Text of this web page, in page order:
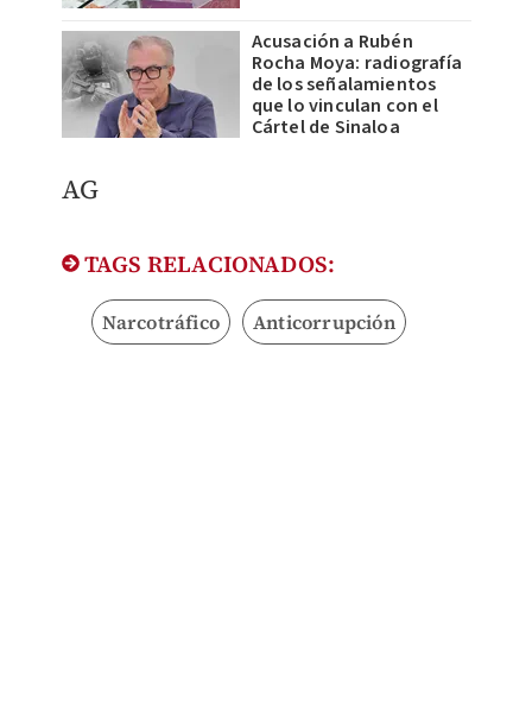
Acusación a Rubén
Rocha Moya: radiografía
de los señalamientos
que lo vinculan con el
Cártel de Sinaloa
AG
TAGS RELACIONADOS:
Narcotráfico Anticorrupción